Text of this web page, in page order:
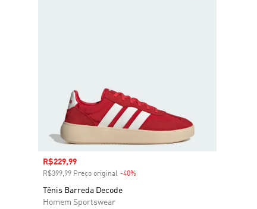
Preço com desconto
R$229,99
R$399,99 Preço original -40%
Tênis Barreda Decode
Homem Sportswear